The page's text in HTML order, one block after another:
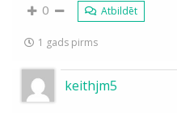
0 Atbildēt
1 gads pirms
keithjm5